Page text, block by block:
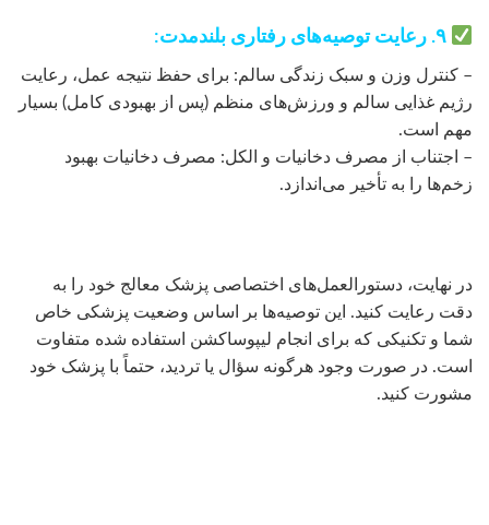
۹. رعایت توصیه‌های رفتاری بلندمدت:
– کنترل وزن و سبک زندگی سالم: برای حفظ نتیجه عمل، رعایت
رژیم غذایی سالم و ورزش‌های منظم (پس از بهبودی کامل) بسیار
مهم است.
– اجتناب از مصرف دخانیات و الکل: مصرف دخانیات بهبود
زخم‌ها را به تأخیر می‌اندازد.
در نهایت، دستورالعمل‌های اختصاصی پزشک معالج خود را به
دقت رعایت کنید. این توصیه‌ها بر اساس وضعیت پزشکی خاص
شما و تکنیکی که برای انجام لیپوساکشن استفاده شده متفاوت
است. در صورت وجود هرگونه سؤال یا تردید، حتماً با پزشک خود
مشورت کنید.